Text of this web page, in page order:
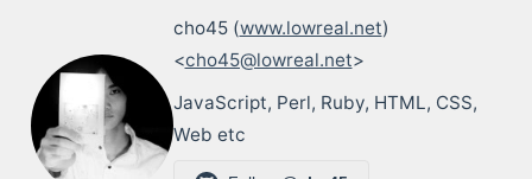
cho45 (www.lowreal.net)
<cho45@lowreal.net>
JavaScript, Perl, Ruby, HTML, CSS,
Web etc